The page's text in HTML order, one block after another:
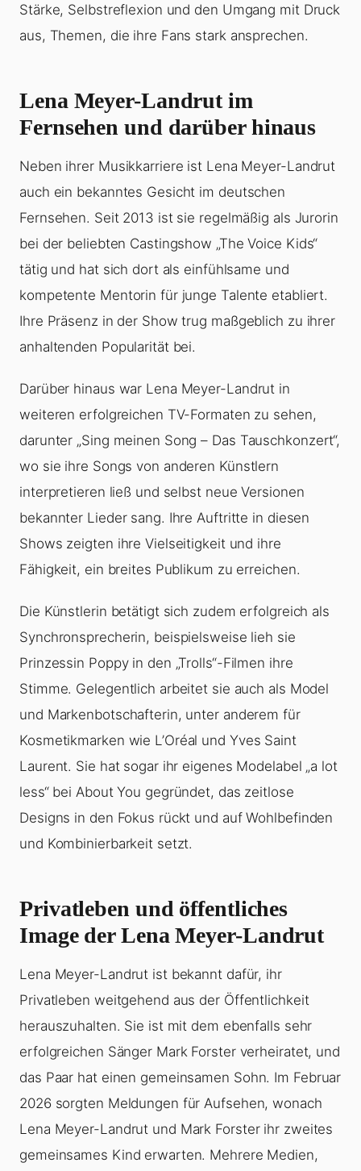
Stärke, Selbstreflexion und den Umgang mit Druck
aus, Themen, die ihre Fans stark ansprechen.
Lena Meyer-Landrut im
Fernsehen und darüber hinaus
Neben ihrer Musikkarriere ist Lena Meyer-Landrut
auch ein bekanntes Gesicht im deutschen
Fernsehen. Seit 2013 ist sie regelmäßig als Jurorin
bei der beliebten Castingshow „The Voice Kids“
tätig und hat sich dort als einfühlsame und
kompetente Mentorin für junge Talente etabliert.
Ihre Präsenz in der Show trug maßgeblich zu ihrer
anhaltenden Popularität bei.
Darüber hinaus war Lena Meyer-Landrut in
weiteren erfolgreichen TV-Formaten zu sehen,
darunter „Sing meinen Song – Das Tauschkonzert“,
wo sie ihre Songs von anderen Künstlern
interpretieren ließ und selbst neue Versionen
bekannter Lieder sang. Ihre Auftritte in diesen
Shows zeigten ihre Vielseitigkeit und ihre
Fähigkeit, ein breites Publikum zu erreichen.
Die Künstlerin betätigt sich zudem erfolgreich als
Synchronsprecherin, beispielsweise lieh sie
Prinzessin Poppy in den „Trolls“-Filmen ihre
Stimme. Gelegentlich arbeitet sie auch als Model
und Markenbotschafterin, unter anderem für
Kosmetikmarken wie L’Oréal und Yves Saint
Laurent. Sie hat sogar ihr eigenes Modelabel „a lot
less“ bei About You gegründet, das zeitlose
Designs in den Fokus rückt und auf Wohlbefinden
und Kombinierbarkeit setzt.
Privatleben und öffentliches
Image der Lena Meyer-Landrut
Lena Meyer-Landrut ist bekannt dafür, ihr
Privatleben weitgehend aus der Öffentlichkeit
herauszuhalten. Sie ist mit dem ebenfalls sehr
erfolgreichen Sänger Mark Forster verheiratet, und
das Paar hat einen gemeinsamen Sohn. Im Februar
2026 sorgten Meldungen für Aufsehen, wonach
Lena Meyer-Landrut und Mark Forster ihr zweites
gemeinsames Kind erwarten. Mehrere Medien,